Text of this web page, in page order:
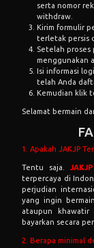
serta nomor
withdraw.
Kirim formulir
terletak persis
Setelah proses
menggunakan
Isi informasi
telah Anda
Kemudian klik
Selamat bermain
1. Apakah JAKJP
Tentu saja.JAKJP
terpercaya di
perjudian
yang ingin
ataupun khawatir
bayarkan secara
2. Berapa minimal